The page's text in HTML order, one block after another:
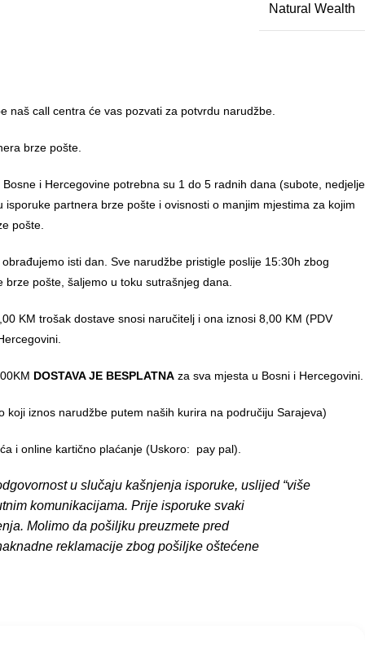
Natural Wealth
naš call centra će vas pozvati za potvrdu narudžbe.
brze pošte.
i Hercegovine potrebna su 1 do 5 radnih dana (subote, nedjelje
isporuke partnera brze pošte i ovisnosti o manjim mjestima za kojim
pošte.
isti dan. Sve narudžbe pristigle poslije 15:30h zbog
pošte, šaljemo u toku sutrašnjeg dana.
KM trošak dostave snosi naručitelj i ona iznosi 8,00 KM (PDV
DOSTAVA JE BESPLATNA za sva mjesta u Bosni i Hercegovini.
koji iznos narudžbe putem naših kurira na područiju Sarajeva)
i online kartično plaćanje (Uskoro: pay pal).
u slučaju kašnjenja isporuke, uslijed “više
komunikacijama. Prije isporuke svaki
Molimo da pošiljku preuzmete pred
reklamacije zbog pošiljke oštećene